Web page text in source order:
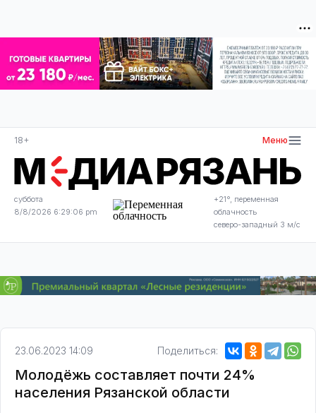
18+ Меню
суббота
8/8/2026 6:29:06 pm
+21°, переменная
облачность
северо-западный 3 м/с
23.06.2023 14:09 Поделиться:
Молодёжь составляет почти 24%
населения Рязанской области